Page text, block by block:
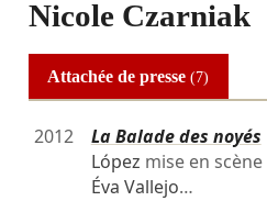
Nicole Czarniak
Attachée de presse(7)
2012 La Balade des noyés
López mise en scène
Éva Vallejo…